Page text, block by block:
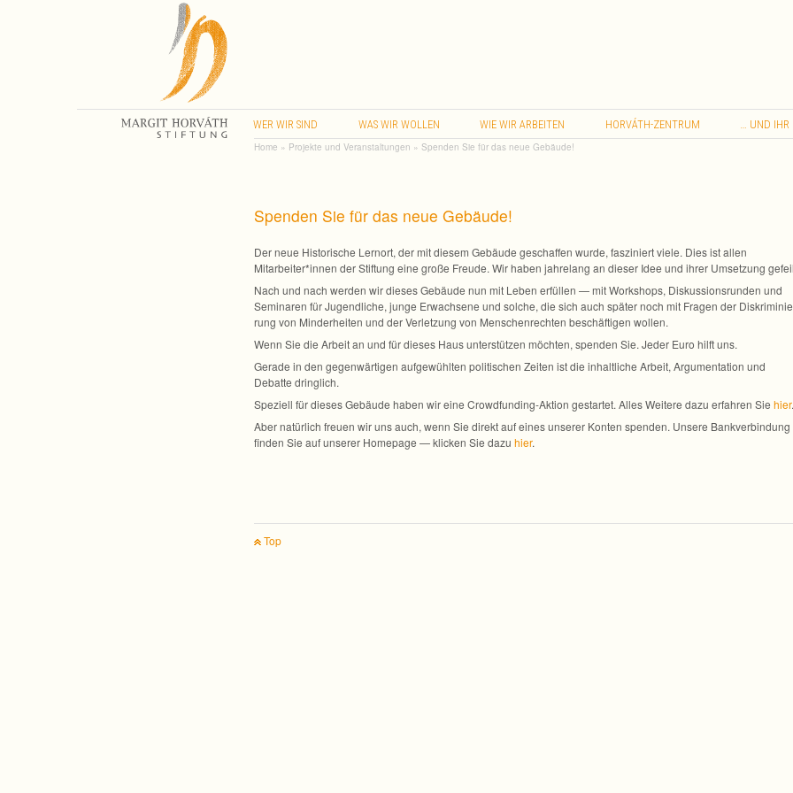
WER WIR SIND WAS WIR WOLLEN WIE WIR ARBEITEN HORVÁTH-ZENTRUM UND IHR
Home » Projekte und Veranstaltungen » Spenden Sie für das neue Gebäude!
Spenden Sie für das neue Gebäude!
Der neue His­to­ri­sche Lern­ort, der mit die­sem Gebäude geschaf­fen wurde, fas­zi­niert viele. Dies ist allen
Mitarbeiter*innen der Stif­tung eine große Freude. Wir haben jah­re­lang an die­ser Idee und ihrer Umset­zung
Nach und nach wer­den wir die­ses Gebäude nun mit Leben erfül­len — mit Work­shops, Dis­kus­si­ons­run­den und
Semi­na­ren für Jugend­li­che, junge Erwach­sene und sol­che, die sich auch spä­ter noch mit Fra­gen der
rung von Min­der­hei­ten und der Ver­let­zung von Men­schen­rech­ten beschäf­ti­gen wollen.
Wenn Sie die Arbeit an und für die­ses Haus unter­stüt­zen möch­ten, spen­den Sie. Jeder Euro hilft uns.
Gerade in den gegen­wär­ti­gen auf­ge­wühl­ten poli­ti­schen Zei­ten ist die inhalt­li­che Arbeit, Argu­men­ta­tion und
Debatte dringlich.
Spe­zi­ell für die­ses Gebäude haben wir eine Crowdfunding-Aktion gestar­tet. Alles Wei­tere dazu erfah­ren Sie hier.
Aber natür­lich freuen wir uns auch, wenn Sie direkt auf eines unse­rer Kon­ten spen­den. Unsere Bank­ver­bin­dung
fin­den Sie auf unse­rer Home­page — kli­cken Sie dazu hier.
Top